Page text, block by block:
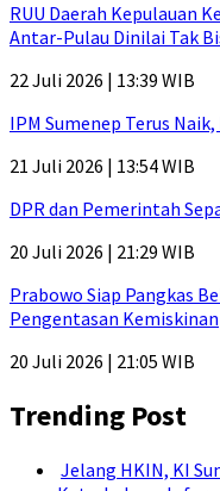
RUU Daerah Kepulauan
Antar-Pulau Dinilai Tak
22 Juli 2026 | 13:39 WIB
IPM Sumenep Terus
21 Juli 2026 | 13:54 WIB
DPR dan Pemerintah
20 Juli 2026 | 21:29 WIB
Prabowo Siap Pangkas
Pengentasan Kemiskinan
20 Juli 2026 | 21:05 WIB
Trending Post
Jelang HKIN, KI